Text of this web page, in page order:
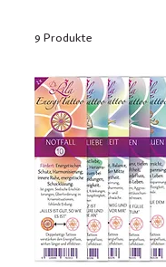
9 Produkte